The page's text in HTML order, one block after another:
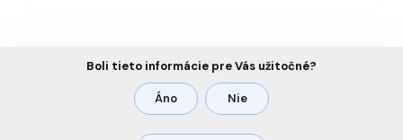
Boli tieto informácie pre Vás užitočné?
Áno Nie